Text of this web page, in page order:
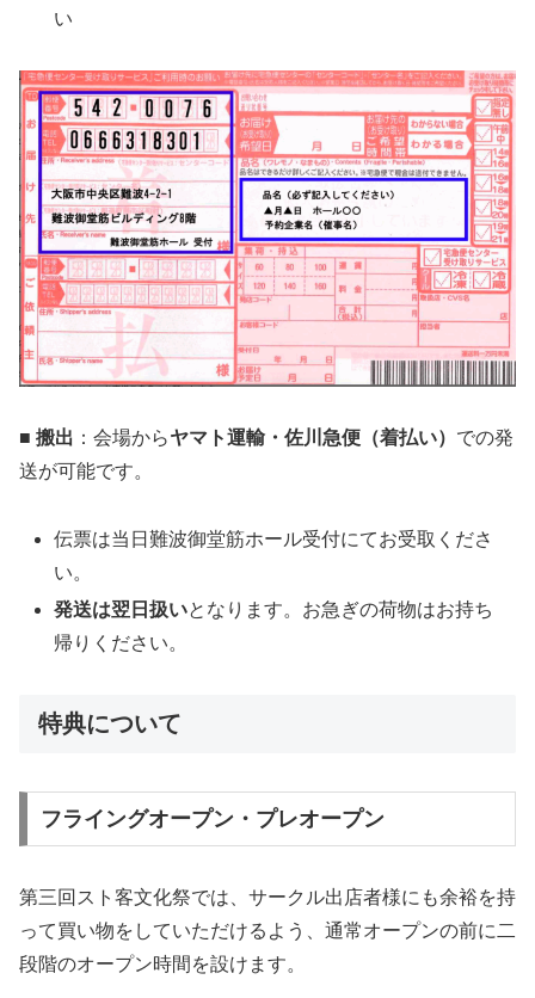
い
■ 搬出 ：会場からヤマト運輸・佐川急便（着払い） での発
送が可能です。
伝票は当日難波御堂筋ホール受付にてお受取くださ
い。
発送は翌日扱いとなります。お急ぎの荷物はお持ち
帰りください。
特典について
フライングオープン・プレオープン
第三回スト客文化祭では、サークル出店者様にも余裕を持
って買い物をしていただけるよう、通常オープンの前に二
段階のオープン時間を設けます。